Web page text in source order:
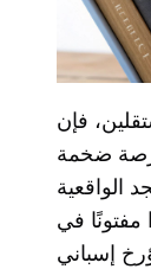
فإن
ضخمة
الواقعية
في
إسباني